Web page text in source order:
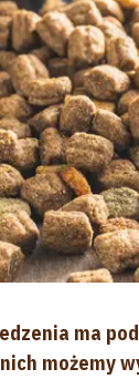
ma
możemy